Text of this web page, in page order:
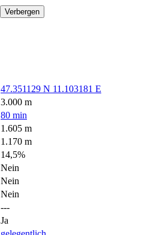
Verbergen
47.351129 N 11.103181 E
3.000 m
80 min
1.605 m
1.170 m
14,5%
Nein
Nein
Nein
---
Ja